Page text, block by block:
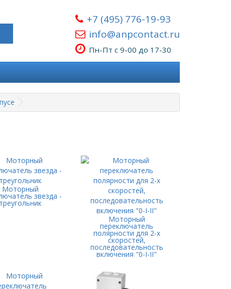
+7 (495) 776-19-93
info@anpcontact.ru
Пн-Пт с 9-00 до 17-30
Моторный
звезда -
треугольник
Моторный
переключатель
полярности для 2-х
скоростей,
последовательность
включения "0-I-II"